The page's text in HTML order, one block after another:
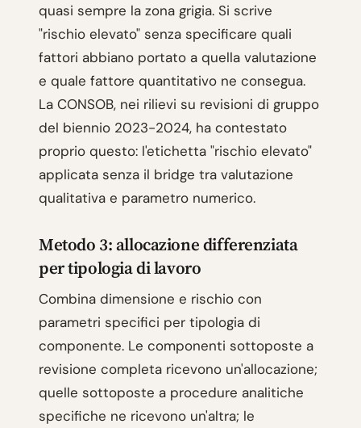
quasi sempre la zona grigia. Si scrive
"rischio elevato" senza specificare quali
fattori abbiano portato a quella valutazione
e quale fattore quantitativo ne consegua.
La CONSOB, nei rilievi su revisioni di gruppo
del biennio 2023-2024, ha contestato
proprio questo: l'etichetta "rischio elevato"
applicata senza il bridge tra valutazione
qualitativa e parametro numerico.
Metodo 3: allocazione differenziata
per tipologia di lavoro
Combina dimensione e rischio con
parametri specifici per tipologia di
componente. Le componenti sottoposte a
revisione completa ricevono un'allocazione;
quelle sottoposte a procedure analitiche
specifiche ne ricevono un'altra; le